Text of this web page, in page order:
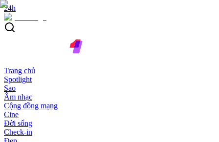
24h
Trang chủ
Spotlight
Sao
Âm nhạc
Cộng đồng mạng
Cine
Đời sống
Check-in